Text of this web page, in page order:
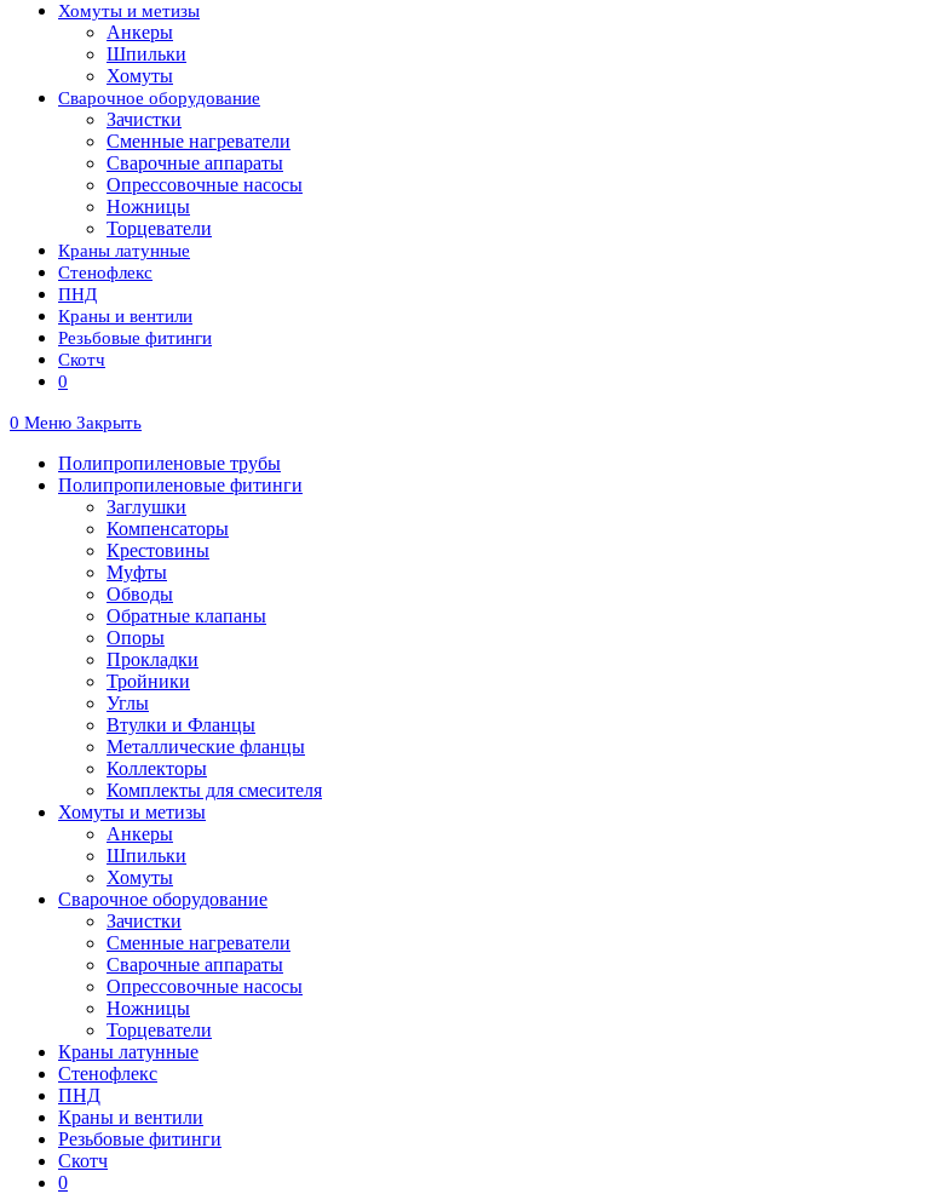
Хомуты и метизы
Анкеры
Шпильки
Хомуты
Сварочное оборудование
Зачистки
Сменные нагреватели
Сварочные аппараты
Опрессовочные насосы
Ножницы
Торцеватели
Краны латунные
Стенофлекс
ПНД
Краны и вентили
Резьбовые фитинги
Скотч
0
0 Меню Закрыть
Полипропиленовые трубы
Полипропиленовые фитинги
Заглушки
Компенсаторы
Крестовины
Муфты
Обводы
Обратные клапаны
Опоры
Прокладки
Тройники
Углы
Втулки и Фланцы
Металлические фланцы
Коллекторы
Комплекты для смесителя
Хомуты и метизы
Анкеры
Шпильки
Хомуты
Сварочное оборудование
Зачистки
Сменные нагреватели
Сварочные аппараты
Опрессовочные насосы
Ножницы
Торцеватели
Краны латунные
Стенофлекс
ПНД
Краны и вентили
Резьбовые фитинги
Скотч
0